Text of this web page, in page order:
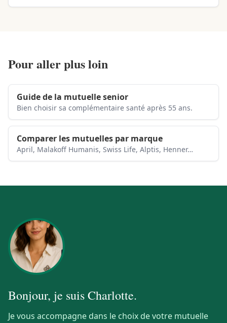
Pour aller plus loin
Guide de la mutuelle senior
Bien choisir sa complémentaire santé après 55 ans.
Comparer les mutuelles par marque
April, Malakoff Humanis, Swiss Life, Alptis, Henner…
Bonjour, je suisCharlotte.
Je vous accompagne dans le choix de votre mutuelle